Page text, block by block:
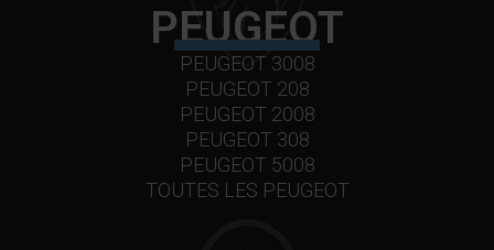
PEUGEOT
PEUGEOT 3008
PEUGEOT 208
PEUGEOT 2008
PEUGEOT 308
PEUGEOT 5008
TOUTES LES PEUGEOT